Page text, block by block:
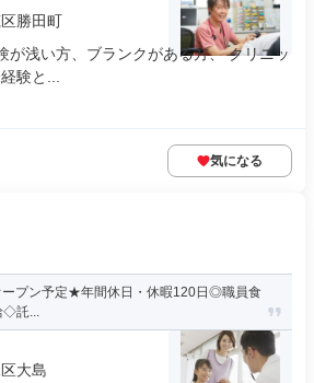
勝田町
が浅い方、ブランクがある方、 クリニッ
験と...
気になる
ープン予定★年間休日・休暇120日◎職員食
◇託...
大島